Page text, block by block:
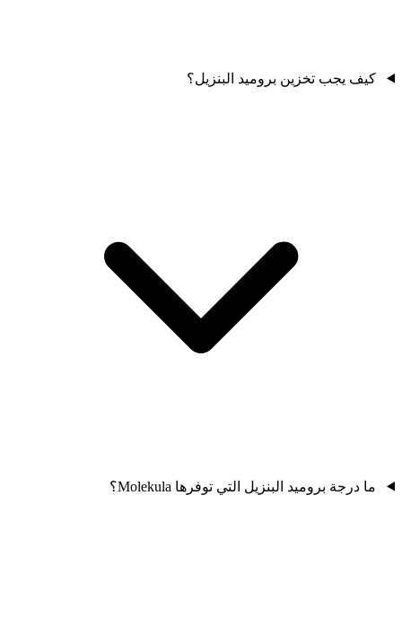
كيف يجب تخزين بروميد البنزيل؟
ما درجة بروميد البنزيل التي توفرها Molekula؟